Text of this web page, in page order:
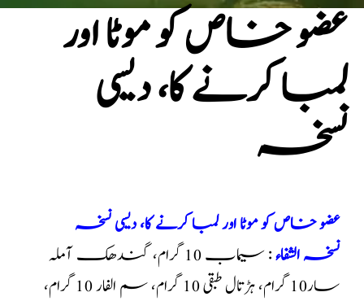
عضو خاص کو موٹا اور
لمبا کرنے کا، دیسی
نسخہ
عضو خاص کو موٹا اور لمبا کرنے کا، دیسی نسخہ
نسخہ الشفاء
: سیماب 10 گرام، گندھک آملہ
سار10 گرام، ہڑتال طبقی 10 گرام، سم الفار 10 گرام،